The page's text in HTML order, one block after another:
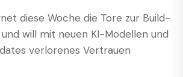
diese Woche die Tore zur Build-
will mit neuen KI-Modellen und
verlorenes Vertrauen